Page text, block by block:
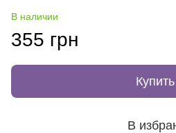
В наличии
355 грн
Купить
В